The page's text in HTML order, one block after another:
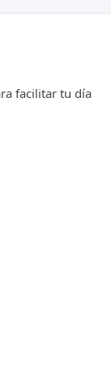
facilitar tu día